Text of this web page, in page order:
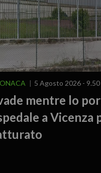
5 Agosto 2026 - 9.50
mentre lo
a Vicenza